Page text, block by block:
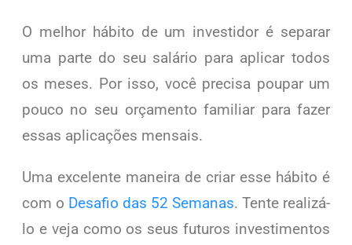
O melhor hábito de um investidor é separar
uma parte do seu salário para aplicar todos
os meses. Por isso, você precisa poupar um
pouco no seu orçamento familiar para fazer
essas aplicações mensais.
Uma excelente maneira de criar esse hábito é
com o Desafio das 52 Semanas. Tente realizá-
lo e veja como os seus futuros investimentos